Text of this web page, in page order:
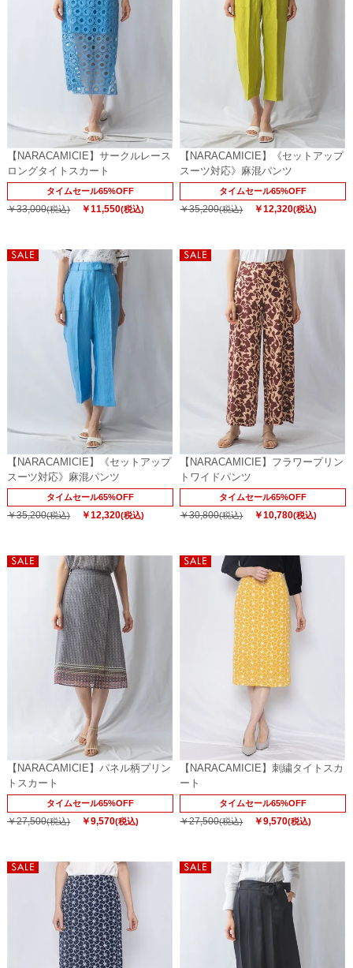
【NARACAMICIE】サークルレース
ロングタイトスカート
タイムセール65%OFF
￥33,000(税込) ￥11,550(税込)
【NARACAMICIE】《セットアップ
スーツ対応》麻混パンツ
タイムセール65%OFF
￥35,200(税込) ￥12,320(税込)
【NARACAMICIE】《セットアップ
スーツ対応》麻混パンツ
タイムセール65%OFF
￥35,200(税込) ￥12,320(税込)
【NARACAMICIE】フラワープリン
トワイドパンツ
タイムセール65%OFF
￥30,800(税込) ￥10,780(税込)
【NARACAMICIE】パネル柄プリン
トスカート
タイムセール65%OFF
￥27,500(税込) ￥9,570(税込)
【NARACAMICIE】刺繍タイトスカ
ート
タイムセール65%OFF
￥27,500(税込) ￥9,570(税込)